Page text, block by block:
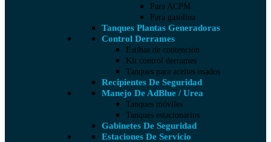
Para ACPM
Para gasolina
Tanques Plantas Generadoras
Control Derrames
Estibas de contención
Kit control derrames
Tanques para aceites usados
Recipientes De Seguridad
Manejo De AdBlue / Urea
Tanques móviles
Tanques estacionarios
Gabinetes De Seguridad
Estaciones De Servicio